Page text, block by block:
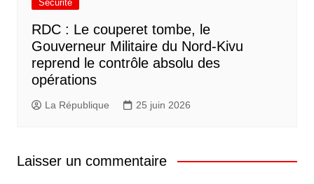
Sécurité
RDC : Le couperet tombe, le
Gouverneur Militaire du Nord-Kivu
reprend le contrôle absolu des
opérations
La République 25 juin 2026
Laisser un commentaire